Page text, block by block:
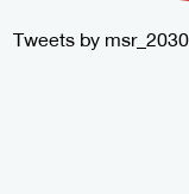
Tweets by msr_2030